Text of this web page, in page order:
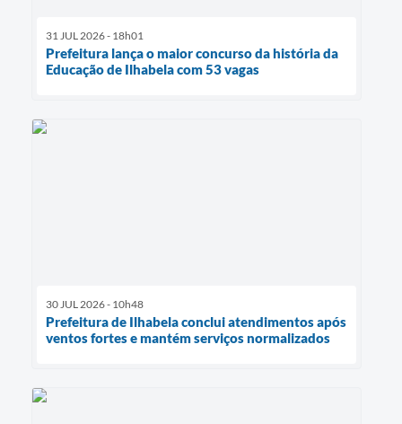
31 JUL 2026 - 18h01
Prefeitura lança o maior concurso da história da
Educação de Ilhabela com 53 vagas
30 JUL 2026 - 10h48
Prefeitura de Ilhabela conclui atendimentos após
ventos fortes e mantém serviços normalizados